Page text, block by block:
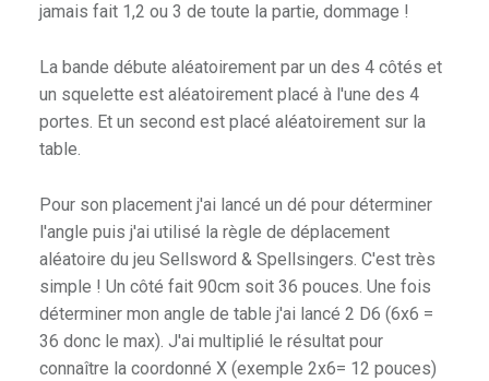
.
jamais fait 1,2 ou 3 de toute la partie, dommage !
La bande débute aléatoirement par un des 4 côtés et
un squelette est aléatoirement placé à l'une des 4
portes. Et un second est placé aléatoirement sur la
table.
Pour son placement j'ai lancé un dé pour déterminer
l'angle puis j'ai utilisé la règle de déplacement
aléatoire du jeu Sellsword & Spellsingers. C'est très
simple ! Un côté fait 90cm soit 36 pouces. Une fois
déterminer mon angle de table j'ai lancé 2 D6 (6x6 =
36 donc le max). J'ai multiplié le résultat pour
connaître la coordonné X (exemple 2x6= 12 pouces)